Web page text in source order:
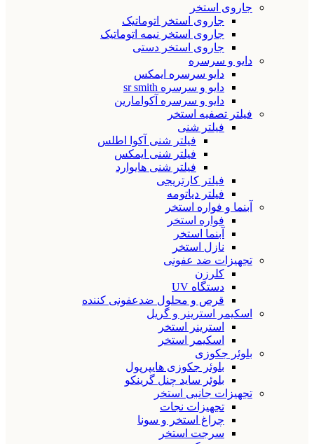
جاروی استخر
جاروی استخر اتوماتیک
جاروی استخر نیمه اتوماتیک
جاروی استخر دستی
دایو و سرسره
دایو سرسره ایمکس
دایو و سرسره sr smith
دایو و سرسره آکوامارین
فیلتر تصفیه استخر
فیلتر شنی
فیلتر شنی آکوا اطلس
فیلتر شنی ایمکس
فیلتر شنی هایوارد
فیلتر کارتریجی
فیلتر دیاتومه
آبنما و فواره استخر
فواره استخر
آبنما استخر
نازل استخر
تجهیزات ضد عفونی
کلرزن
دستگاه UV
قرص و محلول ضدعفونی کننده
اسکیمر استرینر و گریل
استرینر استخر
اسکیمر استخر
بلوئر جکوزی
بلوئر جکوزی هایپرپول
بلوئر ساید چنل گرینکو
تجهیزات جانبی استخر
تجهیزات نجات
چراغ استخر و سونا
سرجت استخر